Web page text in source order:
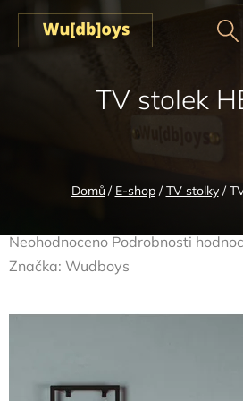
Přejít
obsah
Domů / E-shop / TV stolky /
TV stolek
Průměrné
hodnocení
je
Neohodnoceno Podrobnosti
Značka: Wudboys